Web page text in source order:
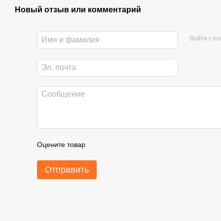
Новый отзыв или комментарий
Войти с
Оцените товар
Отправить